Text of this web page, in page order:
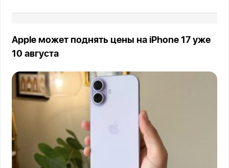
Apple может поднять цены на iPhone 17 уже
10 августа